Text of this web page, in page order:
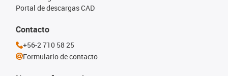
Portal de descargas CAD
Contacto
+56-2 710 58 25
Formulario de contacto